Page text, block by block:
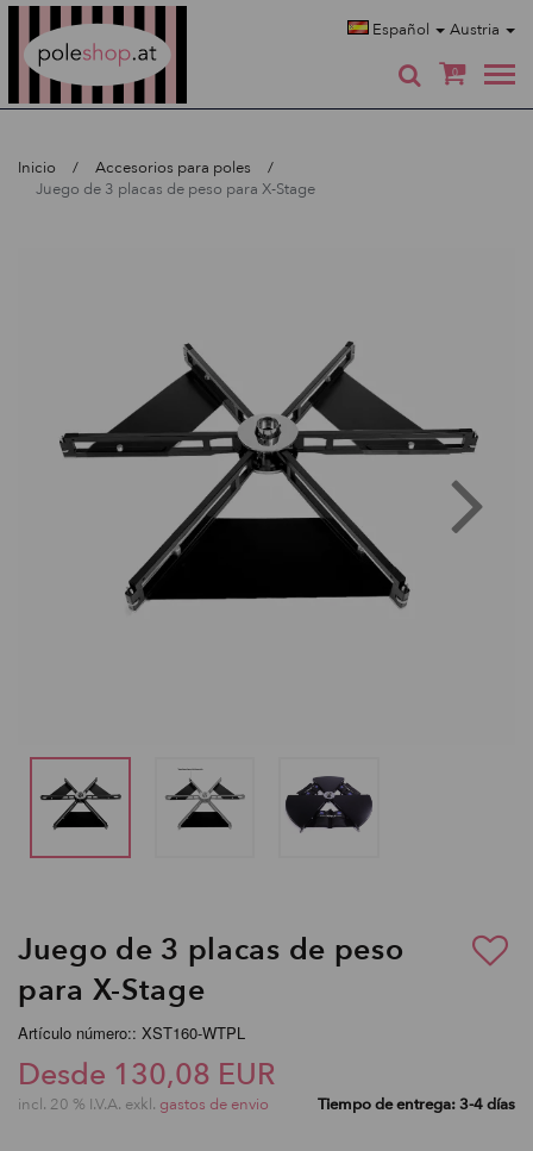
Español Austria
0
Inicio
Accesorios para poles
Juego de 3 placas de peso para X-Stage
Juego de 3 placas de peso
para X-Stage
Artículo número:: XST160-WTPL
Desde 130,08 EUR
incl. 20 % I.V.A. exkl. gastos de envio Tiempo de entrega: 3-4 días